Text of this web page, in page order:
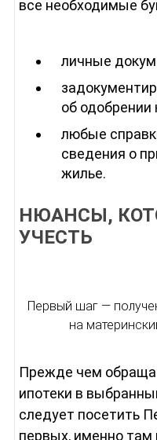
все необходимые
личные
об одобрении
любые
сведения о
жилье.
НЮАНСЫ,
УЧЕСТЬ
Первый шаг —
на
Прежде чем
ипотеки в
следует посетить
первых, именно